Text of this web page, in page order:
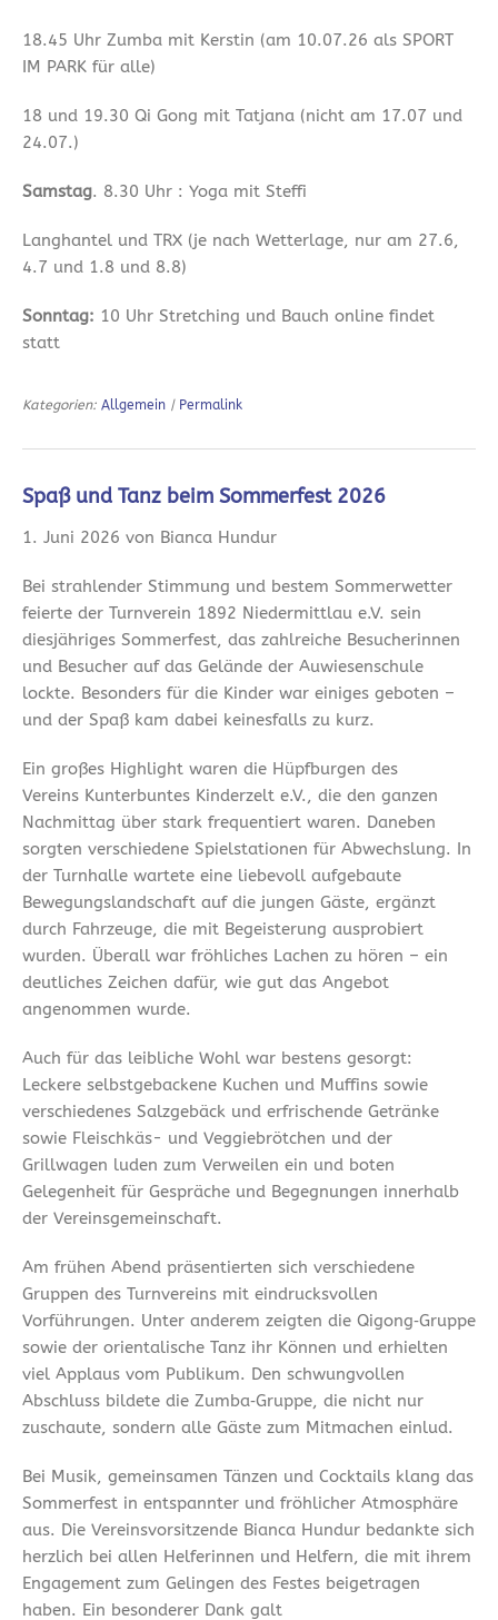
18.45 Uhr Zumba mit Kerstin (am 10.07.26 als SPORT
IM PARK für alle)
18 und 19.30 Qi Gong mit Tatjana (nicht am 17.07 und
24.07.)
Samstag. 8.30 Uhr : Yoga mit Steffi
Langhantel und TRX (je nach Wetterlage, nur am 27.6,
4.7 und 1.8 und 8.8)
Sonntag: 10 Uhr Stretching und Bauch online findet
statt
Kategorien: Allgemein | Permalink
Spaß und Tanz beim Sommerfest 2026
1. Juni 2026 von Bianca Hundur
Bei strahlender Stimmung und bestem Sommerwetter
feierte der Turnverein 1892 Niedermittlau e.V. sein
diesjähriges Sommerfest, das zahlreiche Besucherinnen
und Besucher auf das Gelände der Auwiesenschule
lockte. Besonders für die Kinder war einiges geboten –
und der Spaß kam dabei keinesfalls zu kurz.
Ein großes Highlight waren die Hüpfburgen des
Vereins Kunterbuntes Kinderzelt e.V., die den ganzen
Nachmittag über stark frequentiert waren. Daneben
sorgten verschiedene Spielstationen für Abwechslung. In
der Turnhalle wartete eine liebevoll aufgebaute
Bewegungslandschaft auf die jungen Gäste, ergänzt
durch Fahrzeuge, die mit Begeisterung ausprobiert
wurden. Überall war fröhliches Lachen zu hören – ein
deutliches Zeichen dafür, wie gut das Angebot
angenommen wurde.
Auch für das leibliche Wohl war bestens gesorgt:
Leckere selbstgebackene Kuchen und Muffins sowie
verschiedenes Salzgebäck und erfrischende Getränke
sowie Fleischkäs- und Veggiebrötchen und der
Grillwagen luden zum Verweilen ein und boten
Gelegenheit für Gespräche und Begegnungen innerhalb
der Vereinsgemeinschaft.
Am frühen Abend präsentierten sich verschiedene
Gruppen des Turnvereins mit eindrucksvollen
Vorführungen. Unter anderem zeigten die Qigong‑Gruppe
sowie der orientalische Tanz ihr Können und erhielten
viel Applaus vom Publikum. Den schwungvollen
Abschluss bildete die Zumba‑Gruppe, die nicht nur
zuschaute, sondern alle Gäste zum Mitmachen einlud.
Bei Musik, gemeinsamen Tänzen und Cocktails klang das
Sommerfest in entspannter und fröhlicher Atmosphäre
aus. Die Vereinsvorsitzende Bianca Hundur bedankte sich
herzlich bei allen Helferinnen und Helfern, die mit ihrem
Engagement zum Gelingen des Festes beigetragen
haben. Ein besonderer Dank galt